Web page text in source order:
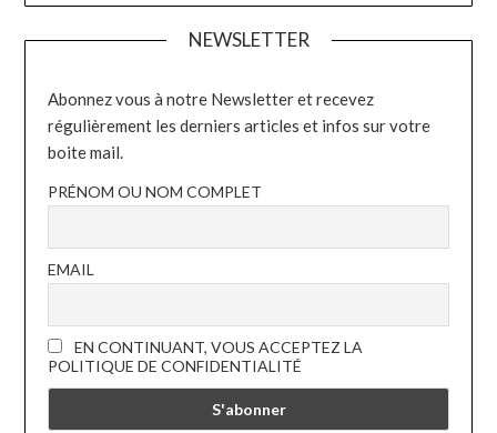
NEWSLETTER
Abonnez vous à notre Newsletter et recevez
régulièrement les derniers articles et infos sur votre
boite mail.
PRÉNOM OU NOM COMPLET
EMAIL
EN CONTINUANT, VOUS ACCEPTEZ LA
POLITIQUE DE CONFIDENTIALITÉ